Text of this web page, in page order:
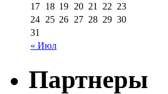
« Июл
17 18 19 20 21 22 23
24 25 26 27 28 29 30
31
Партнеры